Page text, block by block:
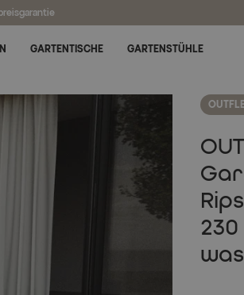
GARTENTISCHE GARTENSTÜHLE